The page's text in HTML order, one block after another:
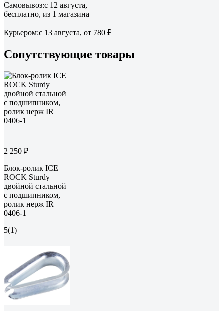
Самовывоз:c 12 августа,
бесплатно, из 1 магазина
Курьером:c 13 августа, от 780 ₽
Сопутствующие товары
2 250 ₽
Блок-ролик ICE
ROCK Sturdy
двойной стальной
с подшипником,
ролик нерж IR
0406-1
5(1)